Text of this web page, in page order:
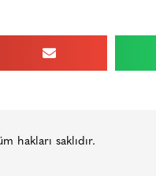
hakları saklıdır.